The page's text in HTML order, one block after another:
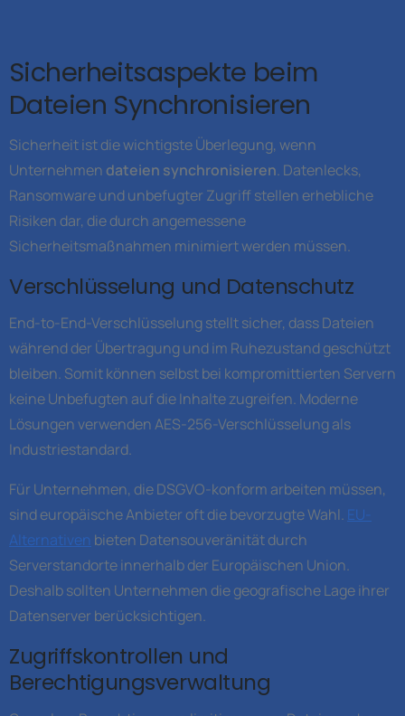
Sicherheitsaspekte beim
Dateien Synchronisieren
Sicherheit ist die wichtigste Überlegung, wenn
Unternehmen dateien synchronisieren. Datenlecks,
Ransomware und unbefugter Zugriff stellen erhebliche
Risiken dar, die durch angemessene
Sicherheitsmaßnahmen minimiert werden müssen.
Verschlüsselung und Datenschutz
End-to-End-Verschlüsselung stellt sicher, dass Dateien
während der Übertragung und im Ruhezustand geschützt
bleiben. Somit können selbst bei kompromittierten Servern
keine Unbefugten auf die Inhalte zugreifen. Moderne
Lösungen verwenden AES-256-Verschlüsselung als
Industriestandard.
Für Unternehmen, die DSGVO-konform arbeiten müssen,
sind europäische Anbieter oft die bevorzugte Wahl. EU-
Alternativen bieten Datensouveränität durch
Serverstandorte innerhalb der Europäischen Union.
Deshalb sollten Unternehmen die geografische Lage ihrer
Datenserver berücksichtigen.
Zugriffskontrollen und
Berechtigungsverwaltung